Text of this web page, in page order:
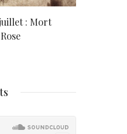
juillet : Mort